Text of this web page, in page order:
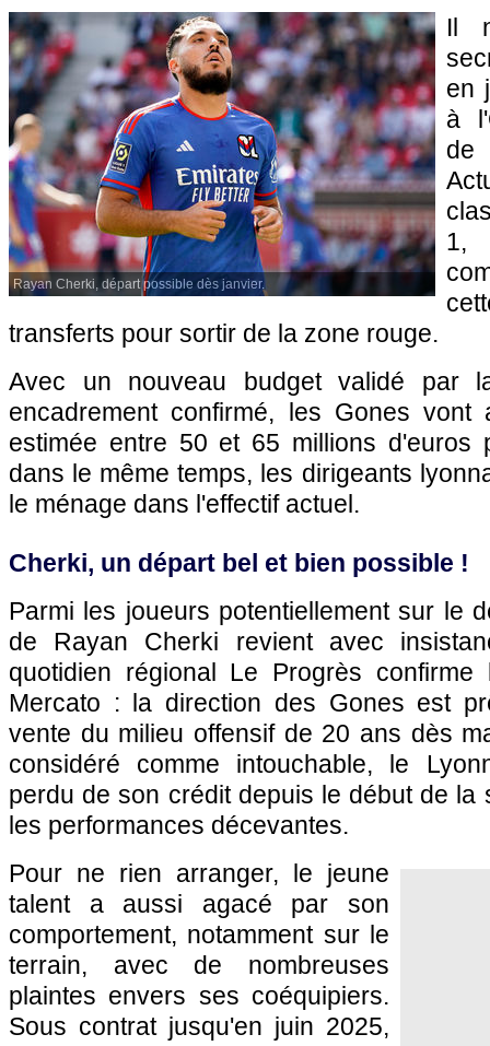
Rayan Cherki, départ possible dès janvier.
Il
en
à
1,
transferts pour sortir de la zone rouge.
Avec un nouveau budget validé par
encadrement confirmé, les Gones vont
estimée entre 50 et 65 millions d'euros
dans le même temps, les dirigeants
le ménage dans l'effectif actuel.
Cherki, un départ bel et bien possible !
Parmi les joueurs potentiellement sur le
de Rayan Cherki revient avec
quotidien régional Le Progrès confirme
Mercato : la direction des Gones est
vente du milieu offensif de 20 ans dès
considéré comme intouchable, le
perdu de son crédit depuis le début de la
les performances décevantes.
Pour ne rien arranger, le jeune
talent a aussi agacé par son
comportement, notamment sur le
terrain, avec de nombreuses
plaintes envers ses coéquipiers.
Sous contrat jusqu'en juin 2025,